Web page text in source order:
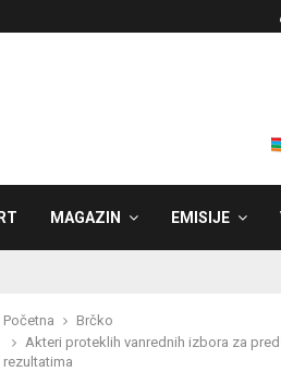
MAGAZIN EMISIJE
Početna
Brčko
Akteri proteklih vanrednih izbora za
rezultatima